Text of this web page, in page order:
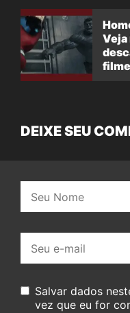
Veja
filme
DEIXE SEU
mail:
Salvar dados
vez que eu for